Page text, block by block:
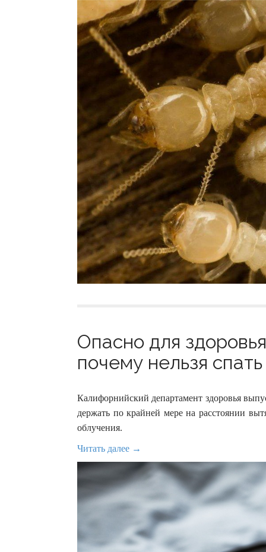
Опасно для
почему нельзя
Калифорнийский департамент здоровья
держать по крайней мере на расстоянии
облучения.
Читать далее →